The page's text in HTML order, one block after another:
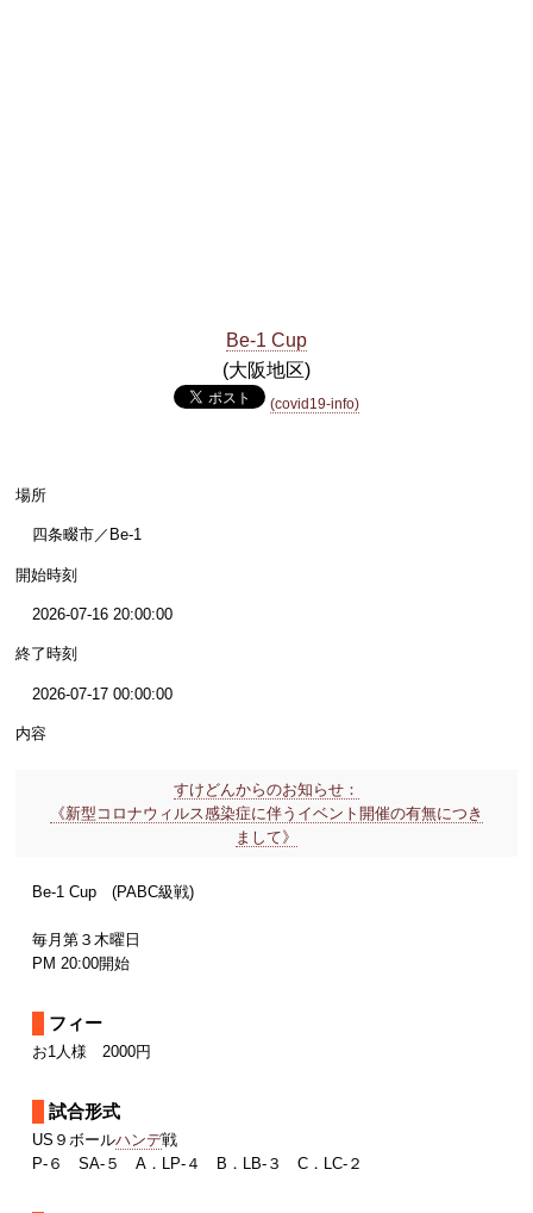
Be-1 Cup
(大阪地区)
(covid19-info)
場所
四条畷市／Be-1
開始時刻
2026-07-16 20:00:00
終了時刻
2026-07-17 00:00:00
内容
すけどんからのお知らせ：
《新型コロナウィルス感染症に伴うイベント開催の有無につき
まして》
Be-1 Cup (PABC級戦)
毎月第３木曜日
PM 20:00開始
フィー
お1人様 2000円
試合形式
US９ボールハンデ戦
P-６ SA-５ A．LP-４ B．LB-３ C．LC-２